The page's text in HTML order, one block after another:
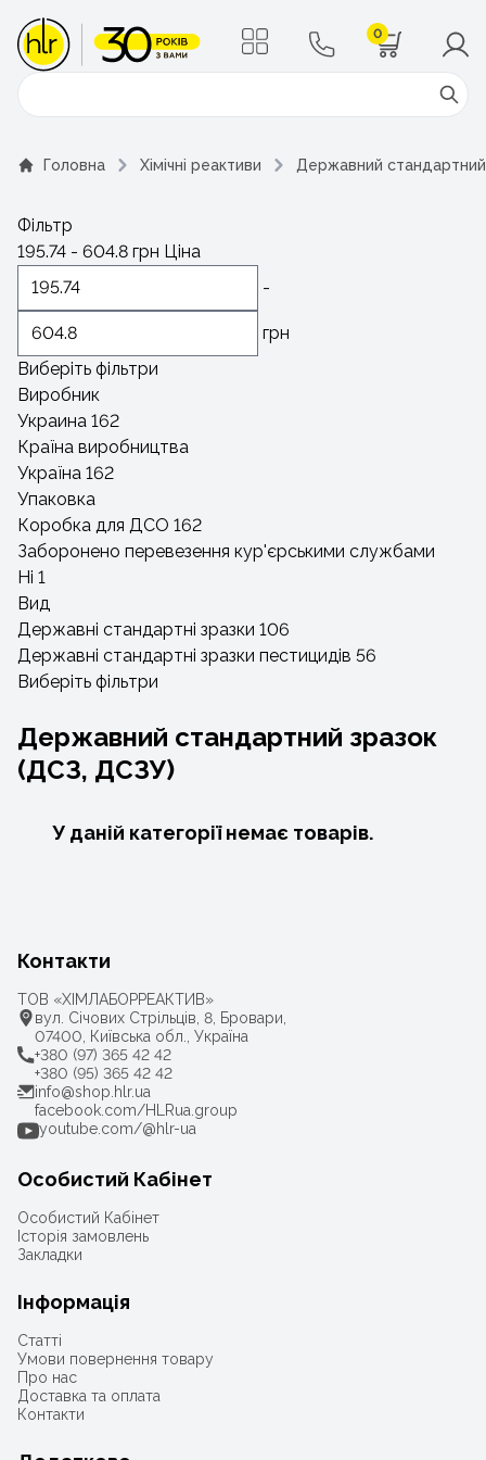
0
Поиск
Головна Хімічні реактиви Державний
Фільтр
195.74 - 604.8 грн Ціна
-
грн
Виберіть фільтри
Виробник
Украина 162
Країна виробництва
Україна 162
Упаковка
Коробка для ДСО 162
Заборонено перевезення кур'єрськими службами
Ні 1
Вид
Державні стандартні зразки 106
Державні стандартні зразки пестицидів 56
Виберіть фільтри
Державний стандартний зразок
(ДСЗ, ДСЗУ)
У даній категорії немає товарів.
Контакти
ТОВ «ХІМЛАБОРРЕАКТИВ»
вул. Січових Стрільців, 8, Бровари,
07400, Київська обл., Україна
+380 (97) 365 42 42
+380 (95) 365 42 42
info@shop.hlr.ua
facebook.com/HLRua.group
youtube.com/@hlr-ua
Особистий Кабінет
Особистий Кабінет
Історія замовлень
Закладки
Інформація
Статті
Умови повернення товару
Про нас
Доставка та оплата
Контакти